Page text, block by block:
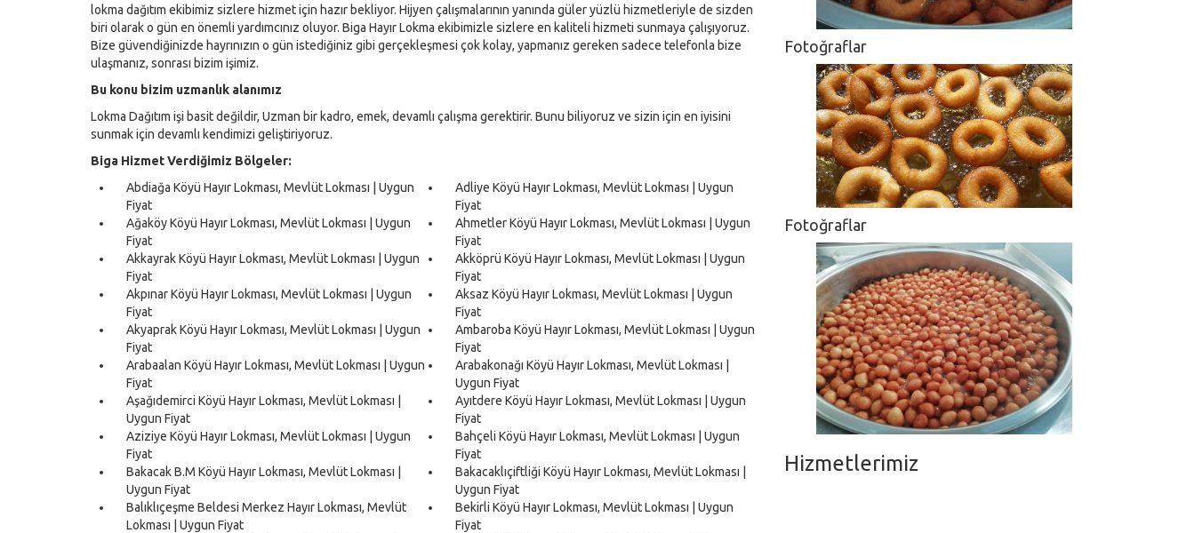
lokma dağıtım ekibimiz sizlere hizmet için hazır bekliyor. Hijyen çalışmalarının yanında güler yüzlü hizmetleriyle de sizden
biri olarak o gün en önemli yardımcınız oluyor. Biga Hayır Lokma ekibimizle sizlere en kaliteli hizmeti sunmaya çalışıyoruz.
Bize güvendiğinizde hayrınızın o gün istediğiniz gibi gerçekleşmesi çok kolay, yapmanız gereken sadece telefonla bize
ulaşmanız, sonrası bizim işimiz.
Bu konu bizim uzmanlık alanımız
Lokma Dağıtım işi basit değildir, Uzman bir kadro, emek, devamlı çalışma gerektirir. Bunu biliyoruz ve sizin için en iyisini
sunmak için devamlı kendimizi geliştiriyoruz.
Biga Hizmet Verdiğimiz Bölgeler:
Abdiağa Köyü Hayır Lokması, Mevlüt Lokması | Uygun
Fiyat
Adliye Köyü Hayır Lokması, Mevlüt Lokması | Uygun
Fiyat
Ağaköy Köyü Hayır Lokması, Mevlüt Lokması | Uygun
Fiyat
Ahmetler Köyü Hayır Lokması, Mevlüt Lokması | Uygun
Fiyat
Akkayrak Köyü Hayır Lokması, Mevlüt Lokması | Uygun
Fiyat
Akköprü Köyü Hayır Lokması, Mevlüt Lokması | Uygun
Fiyat
Akpınar Köyü Hayır Lokması, Mevlüt Lokması | Uygun
Fiyat
Aksaz Köyü Hayır Lokması, Mevlüt Lokması | Uygun
Fiyat
Akyaprak Köyü Hayır Lokması, Mevlüt Lokması | Uygun
Fiyat
Ambaroba Köyü Hayır Lokması, Mevlüt Lokması | Uygun
Fiyat
Arabaalan Köyü Hayır Lokması, Mevlüt Lokması | Uygun
Fiyat
Arabakonağı Köyü Hayır Lokması, Mevlüt Lokması |
Uygun Fiyat
Aşağıdemirci Köyü Hayır Lokması, Mevlüt Lokması |
Uygun Fiyat
Ayıtdere Köyü Hayır Lokması, Mevlüt Lokması | Uygun
Fiyat
Aziziye Köyü Hayır Lokması, Mevlüt Lokması | Uygun
Fiyat
Bahçeli Köyü Hayır Lokması, Mevlüt Lokması | Uygun
Fiyat
Bakacak B.M Köyü Hayır Lokması, Mevlüt Lokması |
Uygun Fiyat
Bakacaklıçiftliği Köyü Hayır Lokması, Mevlüt Lokması |
Uygun Fiyat
Balıklıçeşme Beldesi Merkez Hayır Lokması, Mevlüt
Lokması | Uygun Fiyat
Bekirli Köyü Hayır Lokması, Mevlüt Lokması | Uygun
Fiyat
Fotoğraflar
Fotoğraflar
Hizmetlerimiz